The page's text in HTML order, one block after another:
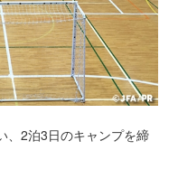
、2泊3日のキャンプを締